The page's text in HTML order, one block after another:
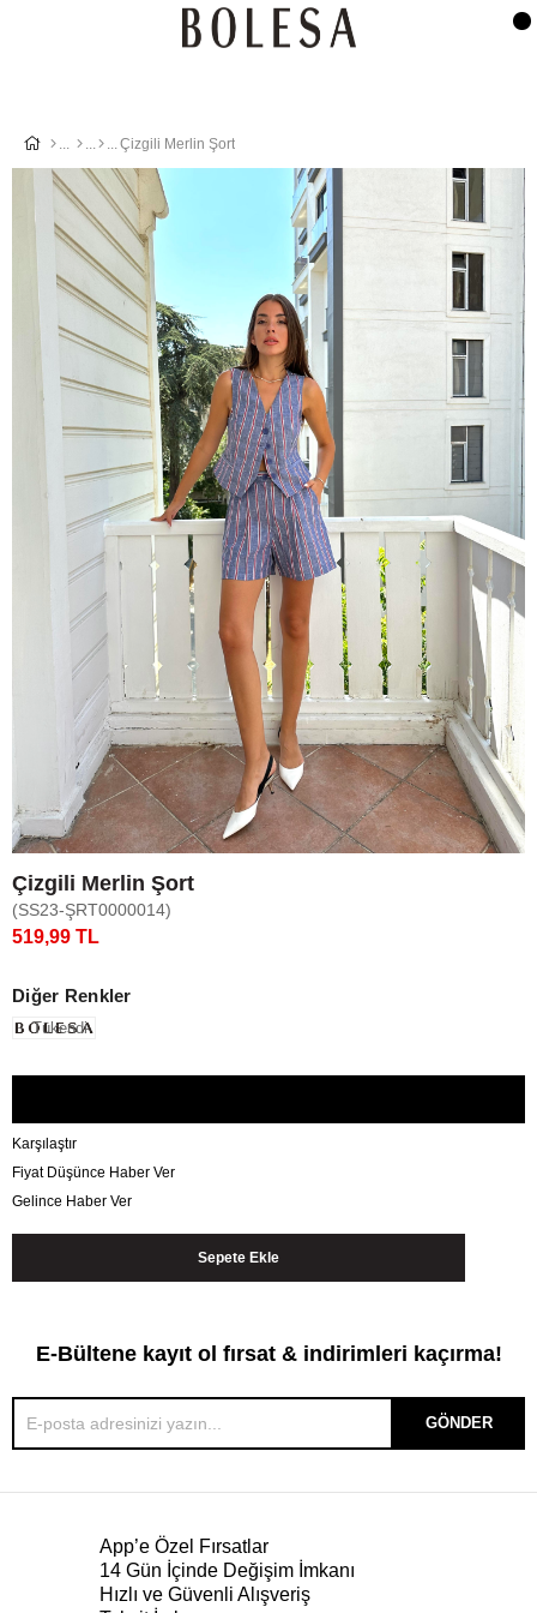
Çizgili Merlin Şort
Çizgili Merlin Şort
(SS23-ŞRT0000014)
519,99 TL
Diğer Renkler
Tükendi
Karşılaştır
Fiyat Düşünce Haber Ver
Gelince Haber Ver
E-Bültene kayıt ol fırsat & indirimleri kaçırma!
GÖNDER
App’e Özel Fırsatlar
14 Gün İçinde Değişim İmkanı
Hızlı ve Güvenli Alışveriş